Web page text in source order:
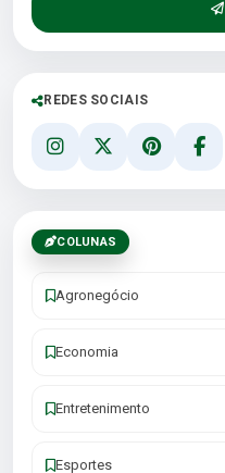
REDES SOCIAIS
COLUNAS
Agronegócio
Economia
Entretenimento
Esportes